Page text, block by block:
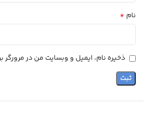
نام *
ذخیره نام، ایمیل و وبسایت من در